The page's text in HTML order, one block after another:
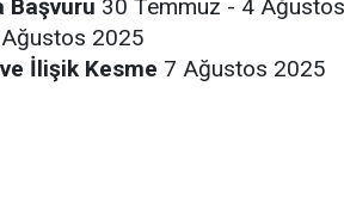
Başvuru 30 Temmuz - 4
2025
İlişik Kesme 7 Ağustos 2025